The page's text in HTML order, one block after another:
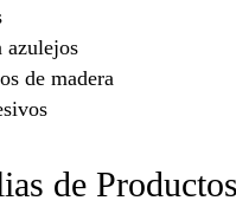
azulejos
de madera
de